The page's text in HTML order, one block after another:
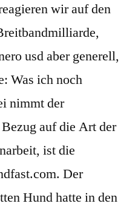
wir auf den
usd aber generell,
Was ich noch
nimmt der
auf die Art der
ist die
Der
Hund hatte in den